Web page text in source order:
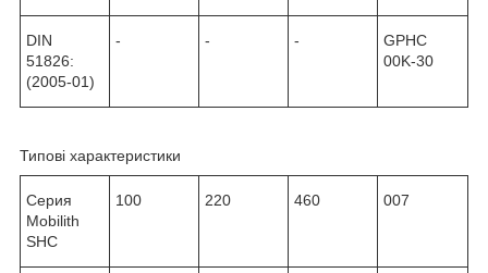
DIN
51826:
(2005-01)
- - -
GPHC
00K-30
Типові характеристики
Серия
Mobilith
SHC
100 220 460 007